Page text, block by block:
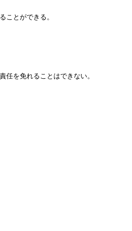
とができる。
を免れることはできない。